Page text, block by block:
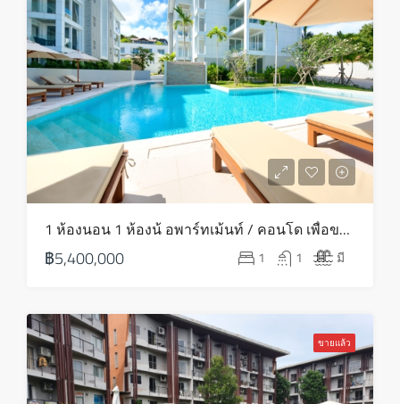
1 ห้องนอน 1 ห้องน้ อพาร์ทเม้นท์ / คอนโด เพื่อขาย ใน ภาคตะวันออกเฉียงเหนือ – HS0769
฿5,400,000 1 1 มี
ขายแล้ว